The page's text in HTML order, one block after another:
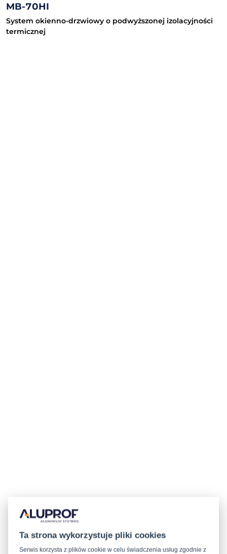
MB-70HI
System okienno-drzwiowy o podwyższonej izolacyjności
termicznej
Ta strona wykorzystuje pliki cookies
Serwis korzysta z plików cookie w celu świadczenia usług zgodnie z